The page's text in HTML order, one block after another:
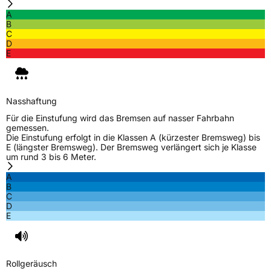
A
B
C
D
E
Nasshaftung
Für die Einstufung wird das Bremsen auf nasser Fahrbahn
gemessen.
Die Einstufung erfolgt in die Klassen A (kürzester Bremsweg) bis
E (längster Bremsweg). Der Bremsweg verlängert sich je Klasse
um rund 3 bis 6 Meter.
A
B
C
D
E
Rollgeräusch